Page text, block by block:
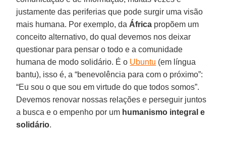
justamente das periferias que pode surgir uma visão
mais humana. Por exemplo, da África propõem um
conceito alternativo, do qual devemos nos deixar
questionar para pensar o todo e a comunidade
humana de modo solidário. É o Ubuntu (em língua
bantu), isso é, a “benevolência para com o próximo”:
“Eu sou o que sou em virtude do que todos somos”.
Devemos renovar nossas relações e perseguir juntos
a busca e o empenho por um humanismo integral e
solidário.